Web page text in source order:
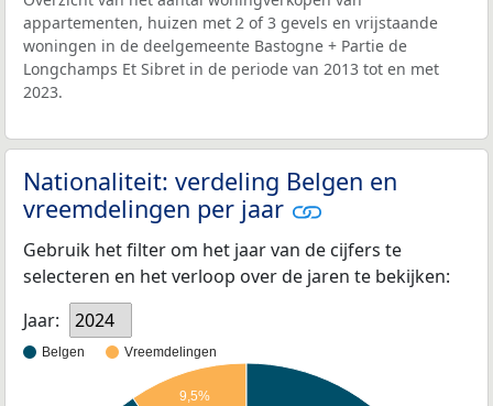
appartementen, huizen met 2 of 3 gevels en vrijstaande
woningen in de deelgemeente Bastogne + Partie de
Longchamps Et Sibret in de periode van 2013 tot en met
2023.
Nationaliteit: verdeling Belgen en
vreemdelingen per jaar
Gebruik het filter om het jaar van de cijfers te
selecteren en het verloop over de jaren te bekijken:
Jaar:
2024
Belgen Vreemdelingen
9,5%